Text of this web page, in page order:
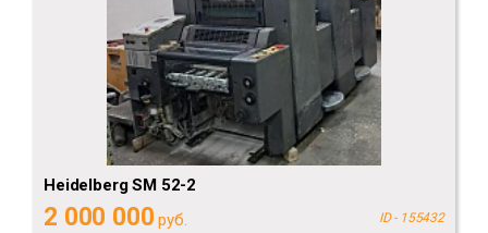
Heidelberg SM 52-2
2 000 000 руб. ID - 155432